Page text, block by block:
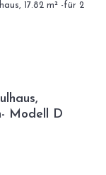
Modell D